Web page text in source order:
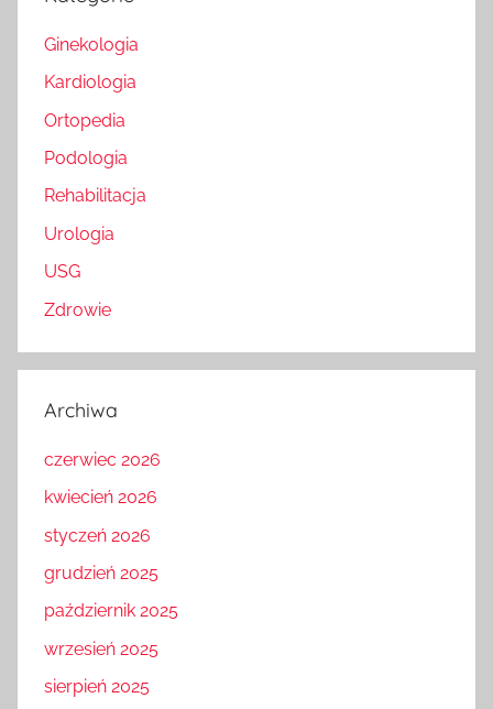
Ginekologia
Kardiologia
Ortopedia
Podologia
Rehabilitacja
Urologia
USG
Zdrowie
Archiwa
czerwiec 2026
kwiecień 2026
styczeń 2026
grudzień 2025
październik 2025
wrzesień 2025
sierpień 2025